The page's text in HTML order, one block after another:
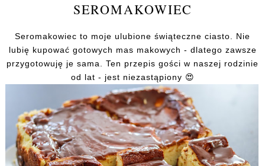
SEROMAKOWIEC
Seromakowiec to moje ulubione świąteczne ciasto. Nie
lubię kupować gotowych mas makowych - dlatego zawsze
przygotowuję je sama. Ten przepis gości w naszej rodzinie
od lat - jest niezastąpiony 😍